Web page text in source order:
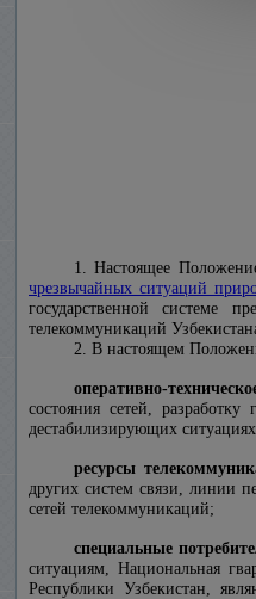
1. Настоящее
чрезвычайных ситуаций
государственной системе
телекоммуникаций
2. В настоящем
оперативно-
состояния сетей,
дестабилизирующих
ресурсы
других систем связи, линии
сетей телекоммуникаций;
специальные
ситуациям, Национальная
Республики Узбекистан,